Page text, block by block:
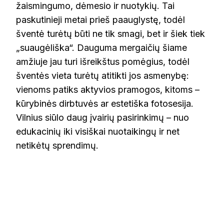
žaismingumo, dėmesio ir nuotykių. Tai
paskutinieji metai prieš paauglystę, todėl
šventė turėtų būti ne tik smagi, bet ir šiek tiek
„suaugėliška“. Dauguma mergaičių šiame
amžiuje jau turi išreikštus pomėgius, todėl
šventės vieta turėtų atitikti jos asmenybę:
vienoms patiks aktyvios pramogos, kitoms –
kūrybinės dirbtuvės ar estetiška fotosesija.
Vilnius siūlo daug įvairių pasirinkimų – nuo
edukacinių iki visiškai nuotaikingų ir net
netikėtų sprendimų.